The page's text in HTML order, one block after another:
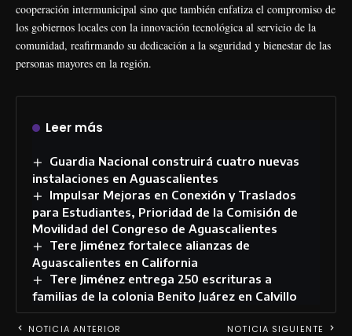
cooperación intermunicipal sino que también enfatiza el compromiso de
los gobiernos locales con la innovación tecnológica al servicio de la
comunidad, reafirmando su dedicación a la seguridad y bienestar de las
personas mayores en la región.
Leer más
Guardia Nacional construirá cuatro nuevas
instalaciones en Aguascalientes
Impulsar Mejoras en Conexión y Traslados
para Estudiantes, Prioridad de la Comisión de
Movilidad del Congreso de Aguascalientes
Tere Jiménez fortalece alianzas de
Aguascalientes en California
Tere Jiménez entrega 250 escrituras a
familias de la colonia Benito Juárez en Calvillo
NOTICIA ANTERIOR NOTICIA SIGUIENTE